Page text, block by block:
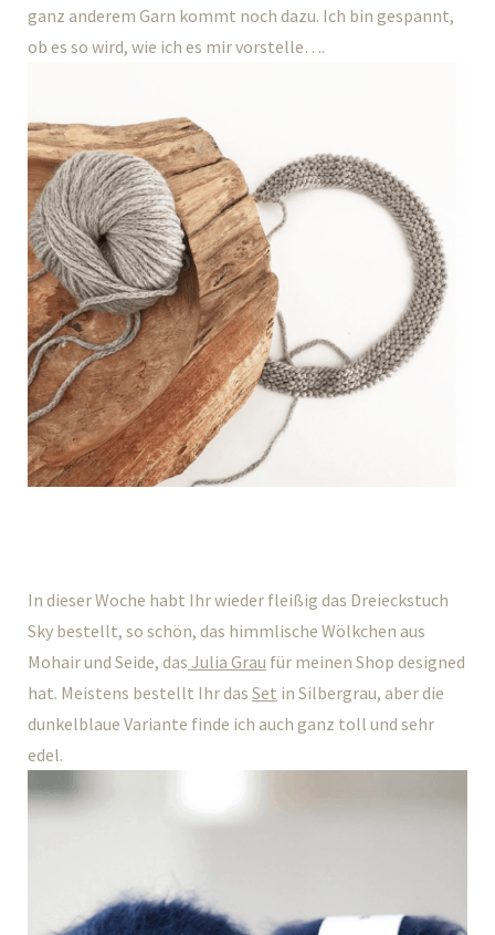
ganz anderem Garn kommt noch dazu. Ich bin gespannt,
ob es so wird, wie ich es mir vorstelle….
In dieser Woche habt Ihr wieder fleißig das Dreieckstuch
Sky bestellt, so schön, das himmlische Wölkchen aus
Mohair und Seide, das Julia Grau für meinen Shop designed
hat. Meistens bestellt Ihr das Set in Silbergrau, aber die
dunkelblaue Variante finde ich auch ganz toll und sehr
edel.